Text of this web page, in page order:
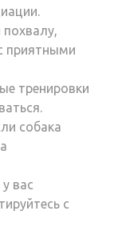
похвалу,
приятными
тренировки
собака
вас
с